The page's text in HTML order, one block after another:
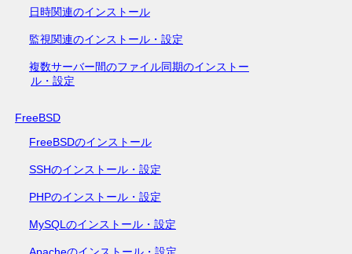
日時関連のインストール
監視関連のインストール・設定
複数サーバー間のファイル同期のインストー
ル・設定
FreeBSD
FreeBSDのインストール
SSHのインストール・設定
PHPのインストール・設定
MySQLのインストール・設定
Apacheのインストール・設定